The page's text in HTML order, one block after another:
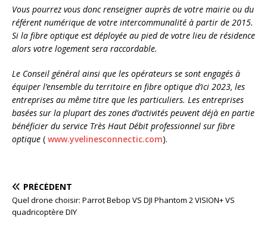
Vous pourrez vous donc renseigner auprès de votre mairie ou du
référent numérique de votre intercommunalité à partir de 2015.
Si la fibre optique est déployée au pied de votre lieu de résidence
alors votre logement sera raccordable.
Le Conseil général ainsi que les opérateurs se sont engagés à
équiper l’ensemble du territoire en fibre optique d’ici 2023, les
entreprises au même titre que les particuliers. Les entreprises
basées sur la plupart des zones d’activités peuvent déjà en partie
bénéficier du service Très Haut Débit professionnel sur fibre
optique ( www.yvelinesconnectic.com).
PRÉCÉDENT
Quel drone choisir: Parrot Bebop VS DJI Phantom 2 VISION+ VS
quadricoptère DIY